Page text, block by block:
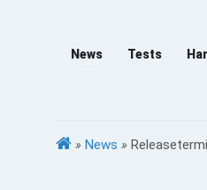
News Tests
» News »